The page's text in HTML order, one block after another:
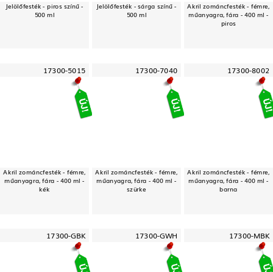
Jelölőfesték - piros színű -
500 ml
Jelölőfesték - sárga színű -
500 ml
Akril zománcfesték - fémre,
műanyagra, fára - 400 ml -
piros
17300-5015
Akril zománcfesték - fémre,
műanyagra, fára - 400 ml -
kék
17300-7040
Akril zománcfesték - fémre,
műanyagra, fára - 400 ml -
szürke
17300-8002
Akril zománcfesték - fémre,
műanyagra, fára - 400 ml -
barna
17300-GBK 17300-GWH 17300-MBK